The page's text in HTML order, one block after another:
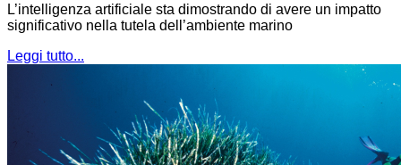
L’intelligenza artificiale sta dimostrando di avere un impatto
significativo nella tutela dell’ambiente marino
Leggi tutto...